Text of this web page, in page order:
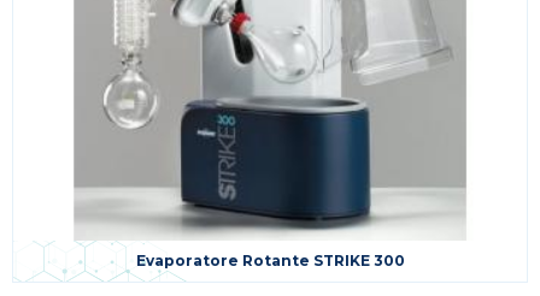
Evaporatore Rotante STRIKE 300